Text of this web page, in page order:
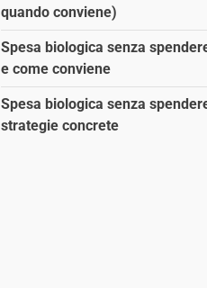
quando conviene)
Spesa biologica senza
e come conviene
Spesa biologica senza
strategie concrete